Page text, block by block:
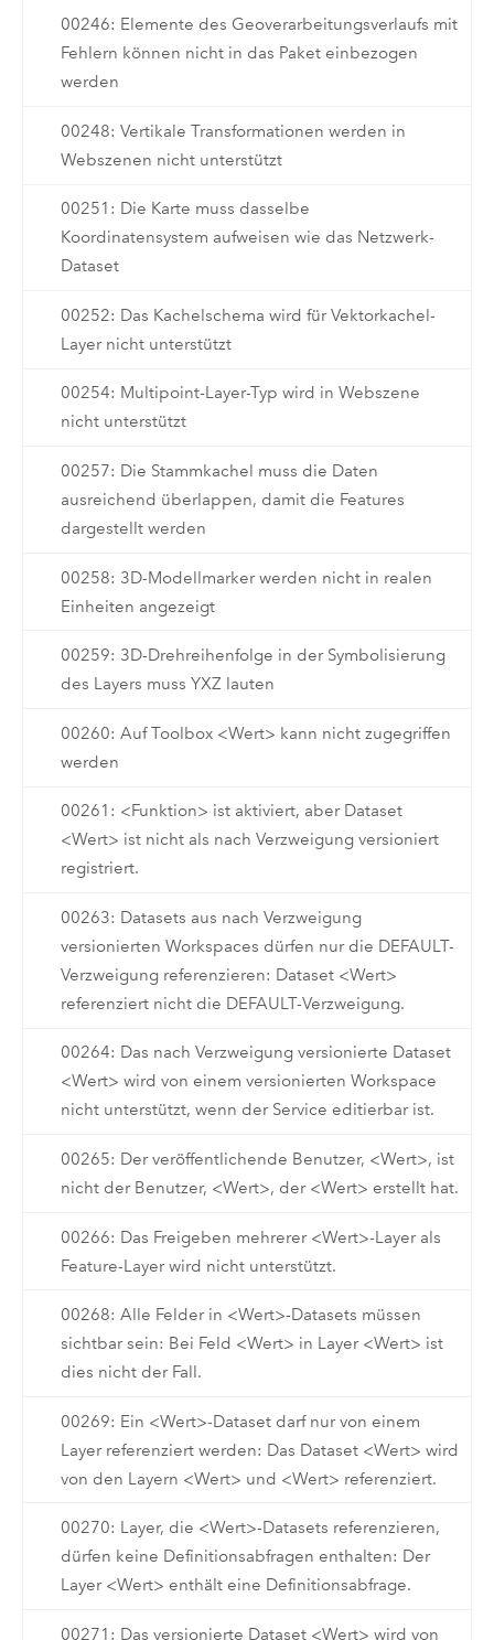
00246: Elemente des Geoverarbeitungsverlaufs mit
Fehlern können nicht in das Paket einbezogen
werden
00248: Vertikale Transformationen werden in
Webszenen nicht unterstützt
00251: Die Karte muss dasselbe
Koordinatensystem aufweisen wie das Netzwerk-
Dataset
00252: Das Kachelschema wird für Vektorkachel-
Layer nicht unterstützt
00254: Multipoint-Layer-Typ wird in Webszene
nicht unterstützt
00257: Die Stammkachel muss die Daten
ausreichend überlappen, damit die Features
dargestellt werden
00258: 3D-Modellmarker werden nicht in realen
Einheiten angezeigt
00259: 3D-Drehreihenfolge in der Symbolisierung
des Layers muss YXZ lauten
00260: Auf Toolbox <Wert> kann nicht zugegriffen
werden
00261: <Funktion> ist aktiviert, aber Dataset
<Wert> ist nicht als nach Verzweigung versioniert
registriert.
00263: Datasets aus nach Verzweigung
versionierten Workspaces dürfen nur die DEFAULT-
Verzweigung referenzieren: Dataset <Wert>
referenziert nicht die DEFAULT-Verzweigung.
00264: Das nach Verzweigung versionierte Dataset
<Wert> wird von einem versionierten Workspace
nicht unterstützt, wenn der Service editierbar ist.
00265: Der veröffentlichende Benutzer, <Wert>, ist
nicht der Benutzer, <Wert>, der <Wert> erstellt hat.
00266: Das Freigeben mehrerer <Wert>-Layer als
Feature-Layer wird nicht unterstützt.
00268: Alle Felder in <Wert>-Datasets müssen
sichtbar sein: Bei Feld <Wert> in Layer <Wert> ist
dies nicht der Fall.
00269: Ein <Wert>-Dataset darf nur von einem
Layer referenziert werden: Das Dataset <Wert> wird
von den Layern <Wert> und <Wert> referenziert.
00270: Layer, die <Wert>-Datasets referenzieren,
dürfen keine Definitionsabfragen enthalten: Der
Layer <Wert> enthält eine Definitionsabfrage.
00271: Das versionierte Dataset <Wert> wird von